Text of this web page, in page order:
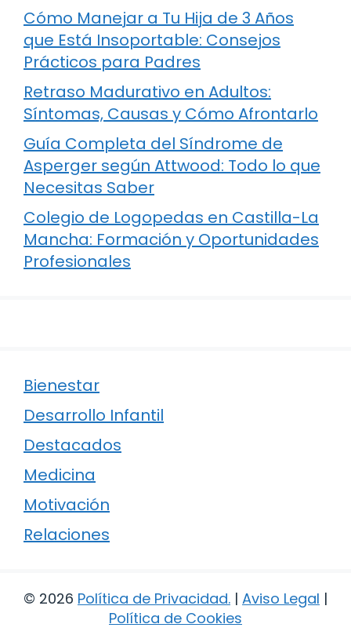
Cómo Manejar a Tu Hija de 3 Años
que Está Insoportable: Consejos
Prácticos para Padres
Retraso Madurativo en Adultos:
Síntomas, Causas y Cómo Afrontarlo
Guía Completa del Síndrome de
Asperger según Attwood: Todo lo que
Necesitas Saber
Colegio de Logopedas en Castilla-La
Mancha: Formación y Oportunidades
Profesionales
Bienestar
Desarrollo Infantil
Destacados
Medicina
Motivación
Relaciones
© 2026 Política de Privacidad. | Aviso Legal |
Política de Cookies